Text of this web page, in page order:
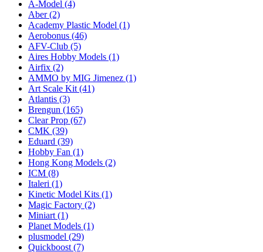
A-Model (4)
Aber(2)
Academy Plastic Model (1)
Aerobonus (46)
AFV-Club (5)
Aires Hobby Models (1)
Airfix (2)
AMMO by MIG Jimenez (1)
Art Scale Kit (41)
Atlantis (3)
Brengun (165)
Clear Prop (67)
CMK (39)
Eduard (39)
Hobby Fan (1)
Hong Kong Models (2)
ICM (8)
Italeri (1)
Kinetic Model Kits (1)
Magic Factory (2)
Miniart (1)
Planet Models (1)
plusmodel (29)
Quickboost (7)